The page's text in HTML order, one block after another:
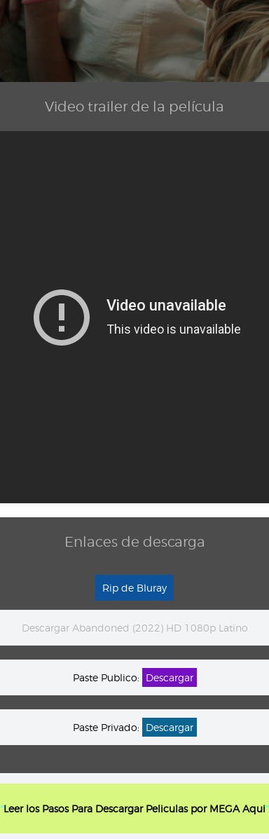
Video trailer de la película
Enlaces de descarga
Rip de Bluray
Descargar Abandoned (2022) HD 1080p Latino
Paste Publico: Descargar
Paste Privado: Descargar
"Leer los Pasos Para Descargar Peliculas por MEGA Aqui"